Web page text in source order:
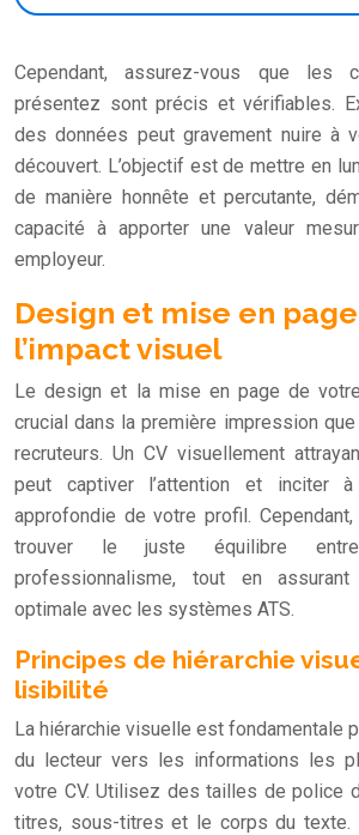
Cependant, assurez-vous que les
présentez sont précis et vérifiables.
des données peut gravement nuire à
découvert. L’objectif est de mettre en
de manière honnête et percutante,
capacité à apporter une valeur
employeur.
Design et mise en
l’impact visuel
Le design et la mise en page de
crucial dans la première impression
recruteurs. Un CV visuellement
peut captiver l’attention et inciter
approfondie de votre profil.
trouver le juste équilibre
professionnalisme, tout en
optimale avec les systèmes ATS.
Principes de hiérarchie
lisibilité
La hiérarchie visuelle est fondamentale
du lecteur vers les informations les
votre CV. Utilisez des tailles de police
titres, sous-titres et le corps du texte.